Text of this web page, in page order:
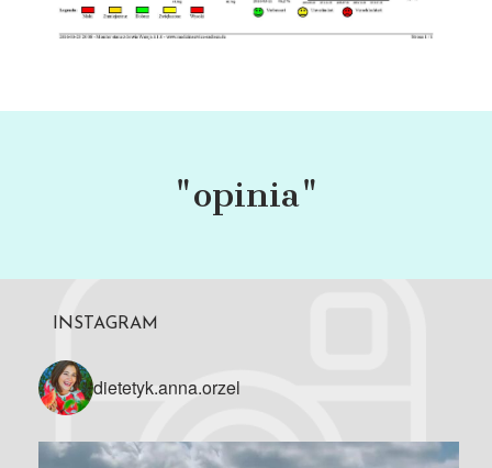
"opinia"
INSTAGRAM
dietetyk.anna.orzel